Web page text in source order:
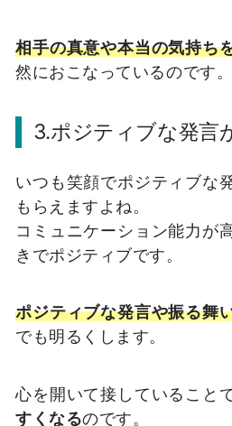
相手の真意や本当の気持ち
然におこなっているのです。
3.ポジティブな発言
いつも笑顔でポジティブな
もらえますよね。
コミュニケーション能力が
きでポジティブです。
ポジティブな発言や振る舞
でも明るくします。
心を開いて接していることで
すくなるのです。